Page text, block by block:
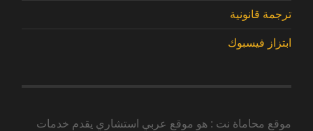
ترجمة قانونية
ابتزاز فيسبوك
موقع محاماة نت : هو موقع عربي استشاري يقدم خدمات